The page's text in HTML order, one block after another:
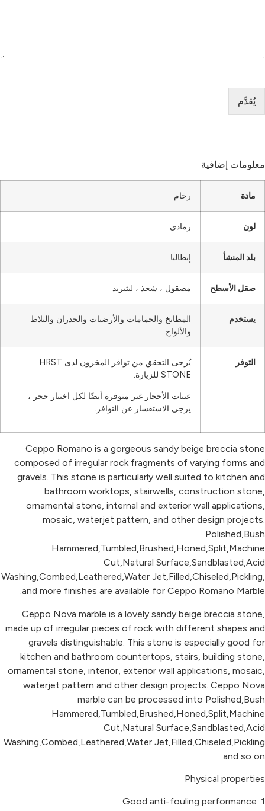
يُقدِّم
معلومات إضافية
مادة رخام
لون رمادي
بلد المنشأ إيطاليا
صقل الأسطح مصقول ، شحذ ، ليثيريد
يستخدم
المطابخ والحمامات والأرضيات والجدران والبلاط
والألواح
التوفر
يُرجى التحقق من توافر المخزون لدى HRST
STONE للزيارة.
عينات الأحجار غير متوفرة أيضًا لكل اختيار حجر ،
يرجى الاستفسار عن التوافر.
Ceppo Romano is a gorgeous sandy beige breccia stone
composed of irregular rock fragments of varying forms and
gravels. This stone is particularly well suited to kitchen and
bathroom worktops, stairwells, construction stone,
ornamental stone, internal and exterior wall applications,
mosaic, waterjet pattern, and other design projects.
Polished,Bush
Hammered,Tumbled,Brushed,Honed,Split,Machine
Cut,Natural Surface,Sandblasted,Acid
Washing,Combed,Leathered,Water Jet,Filled,Chiseled,Pickling,
and more finishes are available for Ceppo Romano Marble.
Ceppo Nova marble is a lovely sandy beige breccia stone,
made up of irregular pieces of rock with different shapes and
gravels distinguishable. This stone is especially good for
kitchen and bathroom countertops, stairs, building stone,
ornamental stone, interior, exterior wall applications, mosaic,
waterjet pattern and other design projects. Ceppo Nova
marble can be processed into Polished,Bush
Hammered,Tumbled,Brushed,Honed,Split,Machine
Cut,Natural Surface,Sandblasted,Acid
Washing,Combed,Leathered,Water Jet,Filled,Chiseled,Pickling
and so on.
Physical properties
1. Good anti-fouling performance